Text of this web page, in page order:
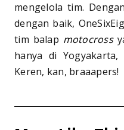
mengelola tim.
dengan baik,
tim balap motocross
hanya di
Keren, kan, braaapers!